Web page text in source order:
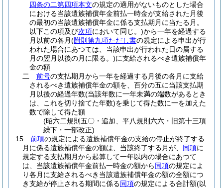
四条の二第四項本文の規定の適用がないものとした場合
における当該遺族補償年金前払一時金が支給された月後
の最初の当該遺族補償年金に係る支払期月に当たる月。
以下この項及び次項において同じ。)から一年を経過する
月以前の各月(附則第九項ただし書の規定による申出が行
われた場合にあつては、当該申出が行われた日の属する
月の翌月以後の月に限る。)に支給されるべき遺族補償年
金の額
二
前号の支払期月から一年を経過する月後の各月に支給
されるべき遺族補償年金の額を、百分の五に当該支払期
月以後の経過年数(当該年数に一年未満の端数があるとき
は、これを切り捨てた年数)を乗じて得た数に一を加えた
数で除して得た額
(昭六二規則五〇・追加、平八規則六六・旧第十三項
繰下・一部改正)
15
前項の規定による遺族補償年金の支給の停止が終了する
月に係る遺族補償年金の額は、当該終了する月が、 同項に
規定する支払期月から起算して一年以内の場合にあつて
は、当該遺族補償年金前払一時金の額から同項の規定によ
り各月に支給されるべき当該遺族補償年金の額の全額につ
き支給が停止される期間に係る同項の規定による合計額(以